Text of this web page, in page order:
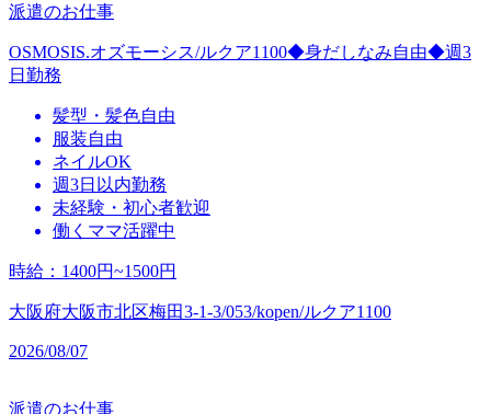
派遣のお仕事
OSMOSIS.オズモーシス/ルクア1100◆身だしなみ自由◆週3
日勤務
髪型・髪色自由
服装自由
ネイルOK
週3日以内勤務
未経験・初心者歓迎
働くママ活躍中
時給 ： 1400円~1500円
大阪府大阪市北区梅田3-1-3/053/kopen/ルクア1100
2026/08/07
派遣のお仕事